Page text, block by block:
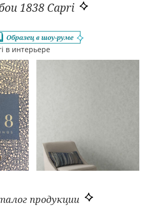
1838 Capri
в интерьере
продукции